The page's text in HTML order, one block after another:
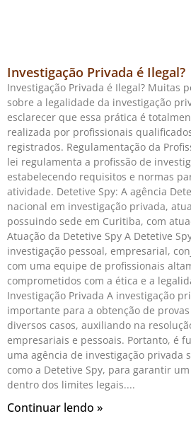
Investigação Privada é Ilegal?
Investigação Privada é Ilegal? Muitas
sobre a legalidade da investigação
esclarecer que essa prática é
realizada por profissionais
registrados. Regulamentação da
lei regulamenta a profissão de
estabelecendo requisitos e normas
atividade. Detetive Spy: A agência
nacional em investigação privada,
possuindo sede em Curitiba, com
Atuação da Detetive Spy A Detetive
investigação pessoal, empresarial,
com uma equipe de profissionais
comprometidos com a ética e a
Investigação Privada A investigação
importante para a obtenção de
diversos casos, auxiliando na
empresariais e pessoais. Portanto, é
uma agência de investigação privada
como a Detetive Spy, para garantir
dentro dos limites legais.
Continuar lendo »